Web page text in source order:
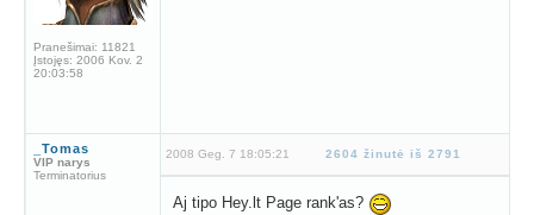
Pranešimai: 11821
Įstojęs: 2006 Kov. 2
20:03:58
_Tomas
VIP narys
Terminatorius
2008 Geg. 7 18:05:21 2604 žinutė iš 2791
Aj tipo Hey.lt Page rank'as?